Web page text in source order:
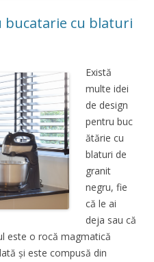
bucatarie cu blaturi
Există
multe idei
de design
pentru buc
ătărie cu
blaturi de
granit
negru, fie
că le ai
deja sau că
este o rocă magmatică
și este compusă din